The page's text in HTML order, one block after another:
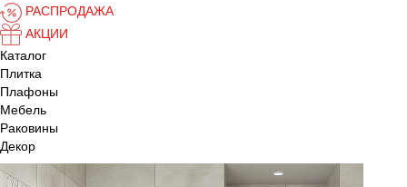
РАСПРОДАЖА
АКЦИИ
Каталог
Плитка
Плафоны
Мебель
Раковины
Декор